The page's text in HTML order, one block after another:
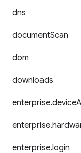
dns
documentScan
dom
downloads
enterprise.device
enterprise.
enterprise.login